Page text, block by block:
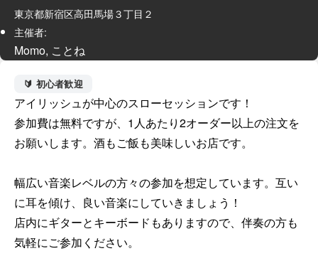
東京都新宿区高田馬場３丁目２
主催者:
Momo, ことね
🔰 初心者歓迎
アイリッシュが中心のスローセッションです！
参加費は無料ですが、1人あたり2オーダー以上の注文を
お願いします。酒もご飯も美味しいお店です。
幅広い音楽レベルの方々の参加を想定しています。互い
に耳を傾け、良い音楽にしていきましょう！
店内にギターとキーボードもありますので、伴奏の方も
気軽にご参加ください。